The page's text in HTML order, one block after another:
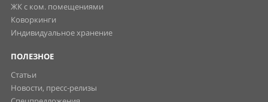
ЖК с ком. помещениями
Коворкинги
Индивидуальное хранение
ПОЛЕЗНОЕ
Статьи
Новости, пресс-релизы